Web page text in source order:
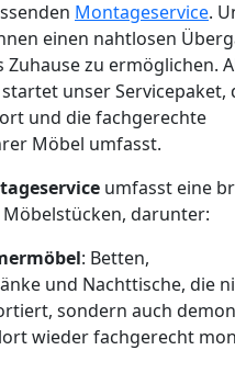
Montageservice.
einen nahtlosen
Zuhause zu ermöglichen.
unser Servicepaket,
und die fachgerechte
Möbel umfasst.
umfasst eine
Möbelstücken, darunter:
: Betten,
und Nachttische, die
sondern auch
wieder fachgerecht